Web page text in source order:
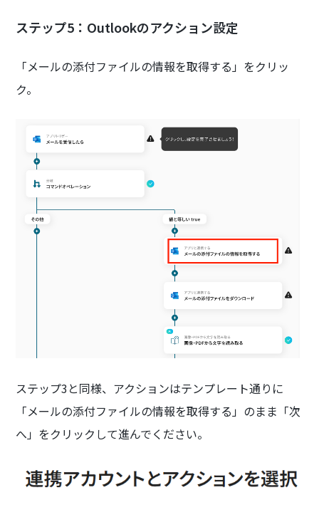
ステップ5：Outlookのアクション設定
「メールの添付ファイルの情報を取得する」をクリッ
ク。
ステップ3と同様、アクションはテンプレート通りに
「メールの添付ファイルの情報を取得する」のまま「次
へ」をクリックして進んでください。